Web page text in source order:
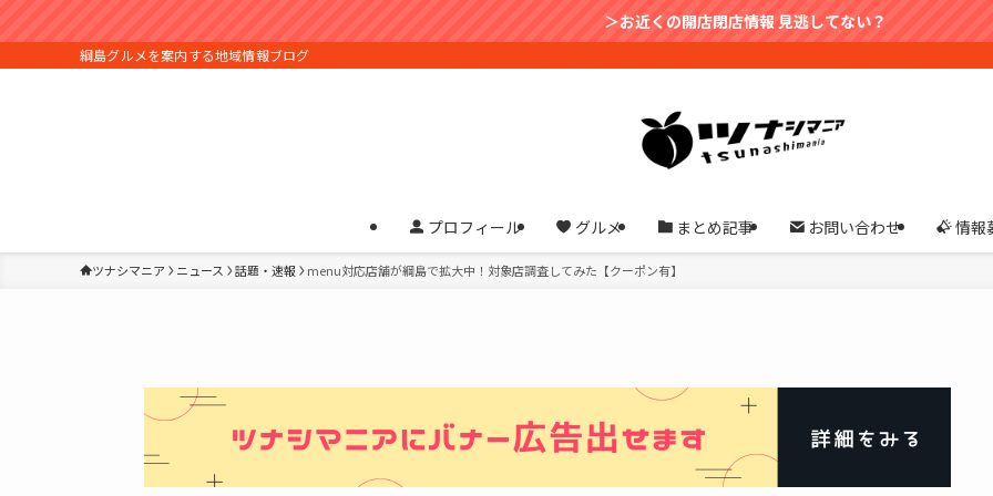
＞お近くの開店閉店情報 見逃してない？
綱島グルメを案内する地域情報ブログ
プロフィール グルメ まとめ記事 お問い合わせ 情報
ツナシマニア ニュース 話題・速報 menu対応店舗が綱島で拡大中！対象店調査してみた【クーポン有】